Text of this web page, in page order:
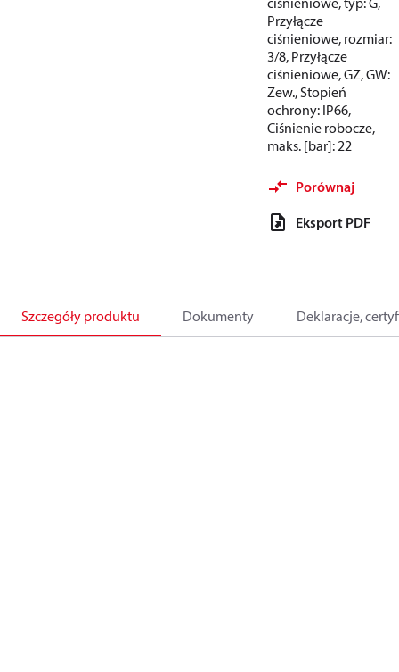
Przyłącze
ciśnieniowe, rozmiar:
3/8, Przyłącze
ciśnieniowe, GZ, GW:
Zew., Stopień
ochrony: IP66,
Ciśnienie robocze,
maks. [bar]: 22
Porównaj
Eksport PDF
Szczegóły produktu Dokumenty Deklaracje,